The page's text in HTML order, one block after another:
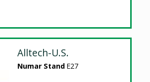
Alltech-U.S.
Numar Stand E27